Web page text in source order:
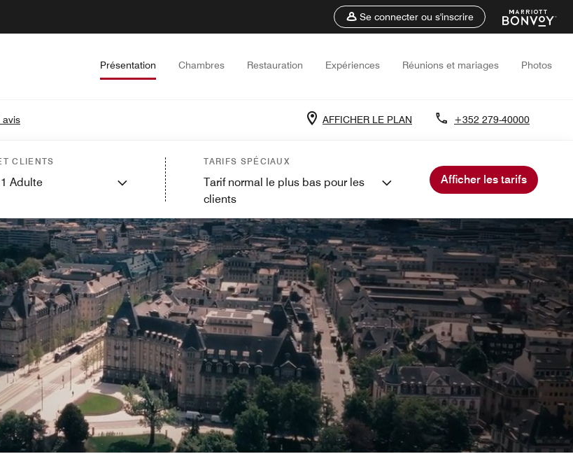
Se connecter ou s'inscrire
Présentation Chambres Restauration Expériences Réunions et mariages Photos
avis AFFICHER LE PLAN +352 279-40000
CLIENTS
1 Adulte
TARIFS SPÉCIAUX
Tarif normal le plus bas pour les
clients
Afficher les tarifs